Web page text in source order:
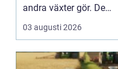
andra växter gör. De
skapar rum, ger ...
03 augusti 2026